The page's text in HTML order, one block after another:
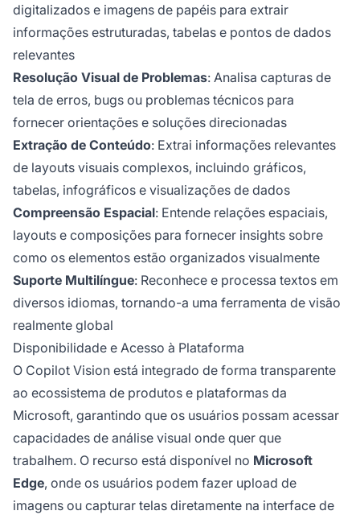
digitalizados e imagens de papéis para extrair
informações estruturadas, tabelas e pontos de dados
relevantes
Resolução Visual de Problemas: Analisa capturas de
tela de erros, bugs ou problemas técnicos para
fornecer orientações e soluções direcionadas
Extração de Conteúdo: Extrai informações relevantes
de layouts visuais complexos, incluindo gráficos,
tabelas, infográficos e visualizações de dados
Compreensão Espacial: Entende relações espaciais,
layouts e composições para fornecer insights sobre
como os elementos estão organizados visualmente
Suporte Multilíngue: Reconhece e processa textos em
diversos idiomas, tornando-a uma ferramenta de visão
realmente global
Disponibilidade e Acesso à Plataforma
O Copilot Vision está integrado de forma transparente
ao ecossistema de produtos e plataformas da
Microsoft, garantindo que os usuários possam acessar
capacidades de análise visual onde quer que
trabalhem. O recurso está disponível no Microsoft
Edge, onde os usuários podem fazer upload de
imagens ou capturar telas diretamente na interface de